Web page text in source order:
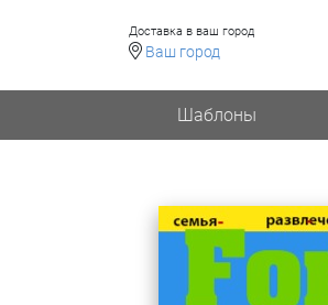
Доставка в ваш город
Ваш город
Шаблоны